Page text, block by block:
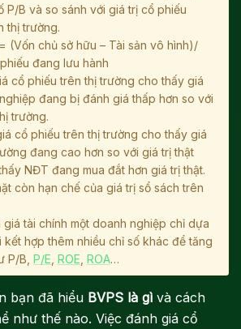
P/B và so sánh với giá trị cổ phiếu
thị trường.
(Vốn chủ sở hữu – Tài sản vô hình)/
đang lưu hành
cổ phiếu trên thị trường cho thấy giá
đang bị đánh giá thấp hơn so với
trường.
cổ phiếu trên thị trường cho thấy giá
đang cao hơn so với giá trị thật
NĐT đang mua đắt hơn giá trị thật.
còn hạn chế của giá trị sổ sách trên
tài chính một doanh nghiệp chỉ dựa
kết hợp thêm nhiều chỉ số khác để tăng
P/B, P/E, ROE, ROA…
bạn đã hiểu BVPS là gì và cách
như thế nào. Việc đánh giá cổ